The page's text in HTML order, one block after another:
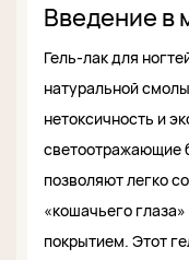
Введение в
Гель-лак для
натуральной
нетоксичность и
светоотражающие
позволяют легко
«кошачьего
покрытием. Этот